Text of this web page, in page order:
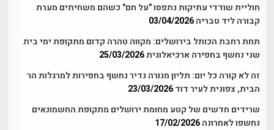
חוליית שודדי עתיקות נתפסו "על חם" כשהם משחיתים מערת
קבורה ליד טבריה 03/04/2026
תחת רחבת הכותל בירושלים: מקווה טהרה קדום מתקופת ימי בית
שני נחשף בחפירה ארכיאלוגית25/03/2026
זה לא קורה כל יום: תליון מנורה נדיר נחשף בחפירות למרגלות הר
הבית, צפונית לעיר דוד 23/03/2026
שרידים חדשים של קטע מחומת ירושלים מתקופת החשמונאים
נחשפו לאחרונה 17/02/2026